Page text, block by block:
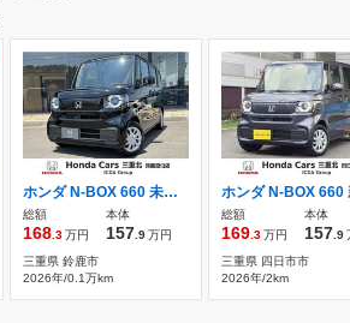
ホンダ N-BOX 660 未登録新車 ディスプレイオーディオ
総額
168 .3万円
本体
157 .9万円
三重県 鈴鹿市
2026年/0.1万km
総額
169 .3万円
本体
157 .9
三重県 四日市市
2026年/2km